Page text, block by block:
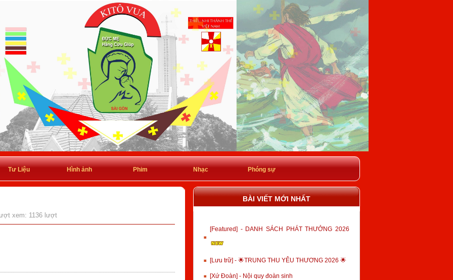
Tư Liệu Hình ảnh Phim Nhạc Phóng sự
xem: 1136 lượt
BÀI VIẾT MỚI NHẤT
[Featured] - DANH SÁCH PHÁT THƯỞNG 2026
[Lưu trữ] - 🌟TRUNG THU YÊU THƯƠNG 2026 🌟
[Xứ Đoàn] - Nội quy đoàn sinh